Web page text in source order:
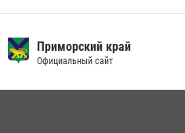
Приморский край
Официальный сайт